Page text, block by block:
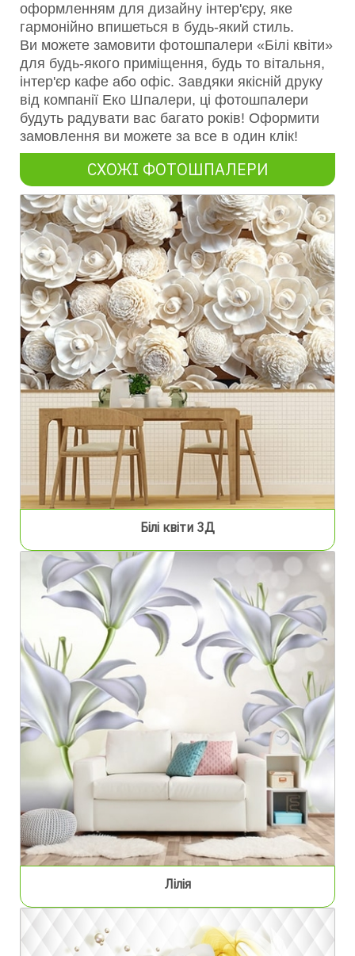
оформленням для дизайну інтер'єру, яке
гармонійно впишеться в будь-який стиль.
Ви можете замовити фотошпалери «Білі квіти»
для будь-якого приміщення, будь то вітальня,
інтер'єр кафе або офіс. Завдяки якісній друку
від компанії Еко Шпалери, ці фотошпалери
будуть радувати вас багато років! Оформити
замовлення ви можете за все в один клік!
СХОЖІ ФОТОШПАЛЕРИ
Білі квіти 3Д
Лілія